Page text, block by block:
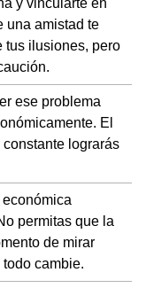
una amistad te
tus ilusiones, pero
ese problema
El
lograrás
permitas que la
de mirar
cambie.